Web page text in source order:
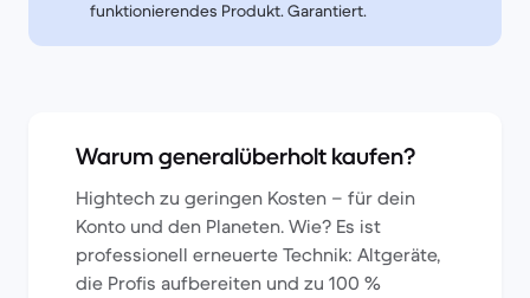
funktionierendes Produkt. Garantiert.
Warum generalüberholt kaufen?
Hightech zu geringen Kosten – für dein
Konto und den Planeten. Wie? Es ist
professionell erneuerte Technik: Altgeräte,
die Profis aufbereiten und zu 100 %